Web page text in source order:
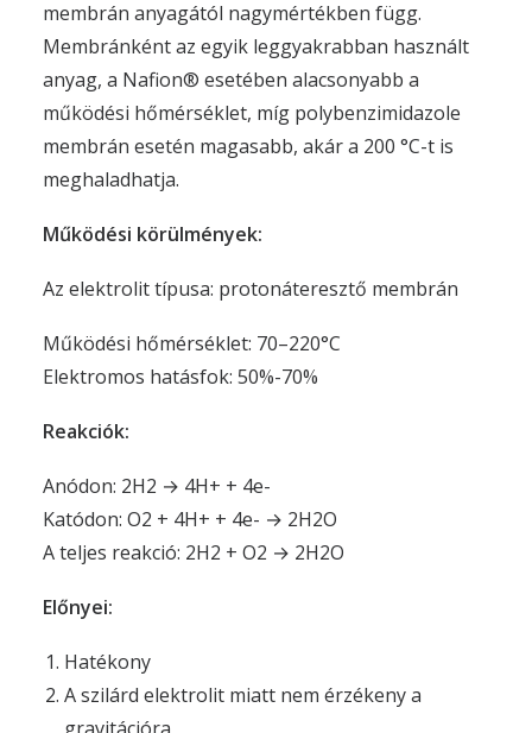
membrán anyagától nagymértékben függ.
Membránként az egyik leggyakrabban használt
anyag, a Nafion® esetében alacsonyabb a
működési hőmérséklet, míg polybenzimidazole
membrán esetén magasabb, akár a 200 °C-t is
meghaladhatja.
Működési körülmények:
Az elektrolit típusa: protonáteresztő membrán
Működési hőmérséklet: 70–220°C
Elektromos hatásfok: 50%-70%
Reakciók:
Anódon: 2H2 → 4H+ + 4e-
Katódon: O2 + 4H+ + 4e- → 2H2O
A teljes reakció: 2H2 + O2 → 2H2O
Előnyei:
Hatékony
A szilárd elektrolit miatt nem érzékeny a